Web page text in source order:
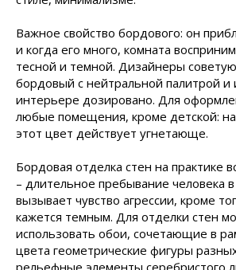
Важное свойство бордового: он
и когда его много, комната
тесной и темной. Дизайнеры
бордовый с нейтральной палитрой и
интерьере дозировано. Для
любые помещения, кроме детской: на
этот цвет действует угнетающе.
Бордовая отделка стен на практике
– длительное пребывание человека
вызывает чувство агрессии, кроме
кажется темным. Для отделки стен
использовать обои, сочетающие в
цвета геометрические фигуры
рельефные элементы серебристого